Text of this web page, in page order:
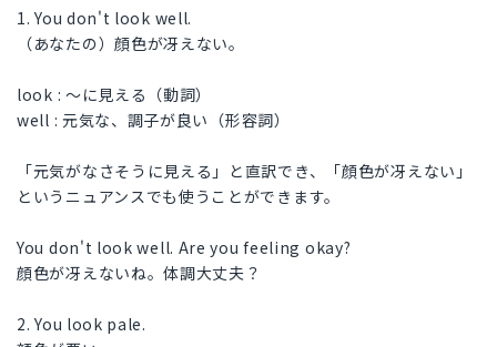
1. You don't look well.
（あなたの）顔色が冴えない。
look : 〜に見える（動詞）
well : 元気な、調子が良い（形容詞）
「元気がなさそうに見える」と直訳でき、「顔色が冴えない」
というニュアンスでも使うことができます。
You don't look well. Are you feeling okay?
顔色が冴えないね。体調大丈夫？
2. You look pale.